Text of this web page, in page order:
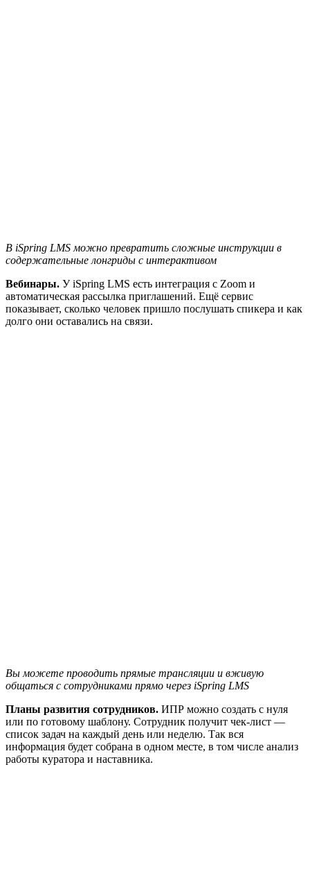
В iSpring LMS можно превратить сложные инструкции в
содержательные лонгриды с интерактивом
Вебинары. У iSpring LMS есть интеграция с Zoom и
автоматическая рассылка приглашений. Ещё сервис
показывает, сколько человек пришло послушать спикера и как
долго они оставались на связи.
Вы можете проводить прямые трансляции и вживую
общаться с сотрудниками прямо через iSpring LMS
Планы развития сотрудников. ИПР можно создать с нуля
или по готовому шаблону. Сотрудник получит чек-лист —
список задач на каждый день или неделю. Так вся
информация будет собрана в одном месте, в том числе анализ
работы куратора и наставника.